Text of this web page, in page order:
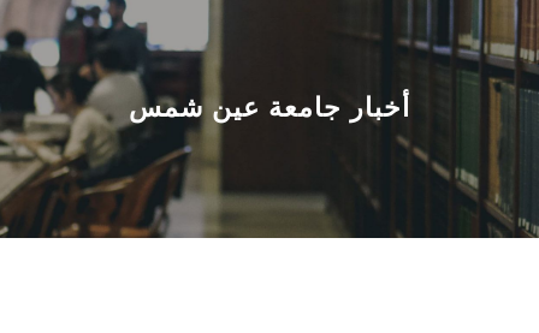
عن الجامعة
القطاعـات
الشئون الأكاديمية
البحث العلمي
أخبار جامعة عين شمس